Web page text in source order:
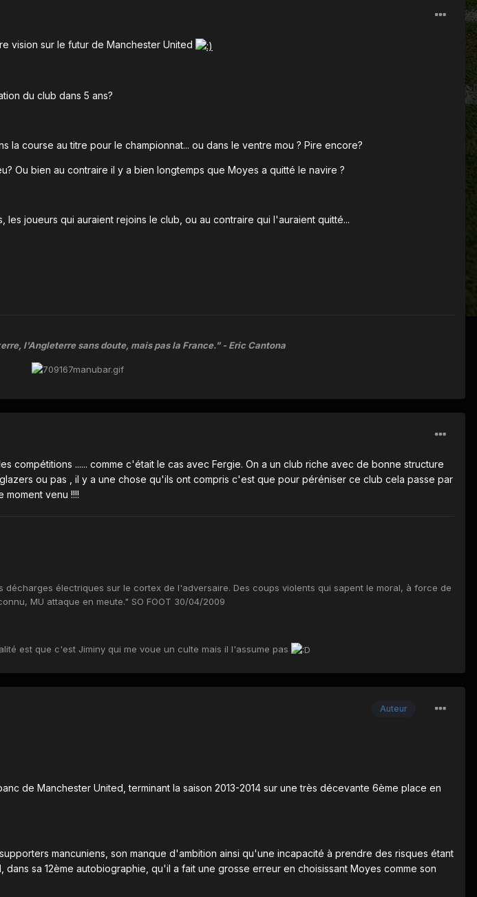
vision sur le futur de Manchester United
du club dans 5 ans?
la course au titre pour le championnat... ou dans le ventre mou ? Pire encore?
Ou bien au contraire il y a bien longtemps que Moyes a quitté le navire ?
joueurs qui auraient rejoins le club, ou au contraire qui l'auraient quitté...
l'Angleterre sans doute, mais pas la France." - Eric Cantona
compétitions ...... comme c'était le cas avec Fergie. On a un club riche avec de bonne structure
ou pas , il y a une chose qu'ils ont compris c'est que pour péréniser ce club cela passe par
moment venu !!!!
électriques sur le cortex de l'adversaire. Des coups violents qui sapent le moral, à force de
MU attaque en meute." SO FOOT 30/04/2009
est que c'est Jiminy qui me voue un culte mais il l'assume pas
Auteur
de Manchester United, terminant la saison 2013-2014 sur une très décevante 6ème place en
mancuniens, son manque d'ambition ainsi qu'une incapacité à prendre des risques étant
sa 12ème autobiographie, qu'il a fait une grosse erreur en choisissant Moyes comme son